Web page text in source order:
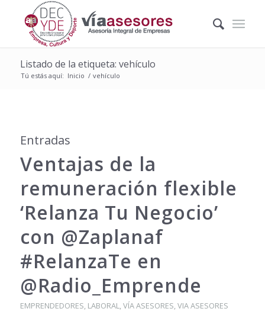
Listado de la etiqueta: vehículo
Tú estás aquí: Inicio / vehículo
Entradas
Ventajas de la
remuneración flexible
‘Relanza Tu Negocio’
con @Zaplanaf
#RelanzaTe en
@Radio_Emprende
EMPRENDEDORES, LABORAL,VÍA ASESORES,VIA ASESORES